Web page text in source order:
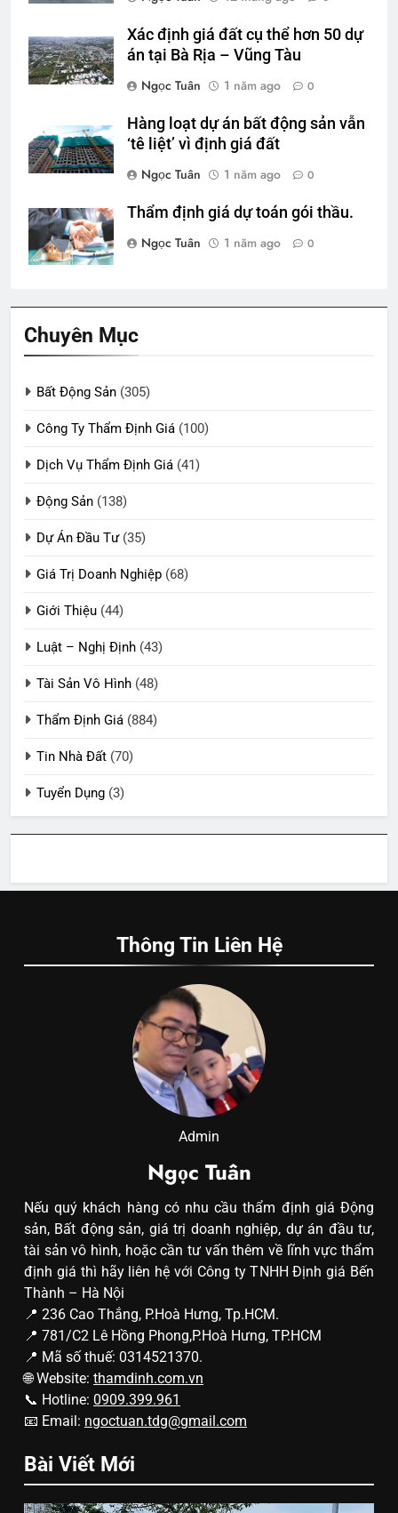
Xác định giá đất cụ thể hơn 50 dự
án tại Bà Rịa – Vũng Tàu
Ngọc Tuân
1 năm ago 0
Hàng loạt dự án bất động sản vẫn
‘tê liệt’ vì định giá đất
Ngọc Tuân
1 năm ago 0
Thẩm định giá dự toán gói thầu.
Ngọc Tuân
1 năm ago 0
Chuyên Mục
Bất Động Sản (305)
Công Ty Thẩm Định Giá (100)
Dịch Vụ Thẩm Định Giá (41)
Động Sản (138)
Dự Án Đầu Tư(35)
Giá Trị Doanh Nghiệp (68)
Giới Thiệu (44)
Luật – Nghị Định (43)
Tài Sản Vô Hình (48)
Thẩm Định Giá (884)
Tin Nhà Đất (70)
Tuyển Dụng (3)
Thông Tin Liên Hệ
Admin
Ngọc Tuân
Nếu quý khách hàng có nhu cầu thẩm định giá Động
sản, Bất động sản, giá trị doanh nghiệp, dự án đầu tư,
tài sản vô hình, hoặc cần tư vấn thêm về lĩnh vực thẩm
định giá thì hãy liên hệ với Công ty TNHH Định giá Bến
Thành – Hà Nội
📍 236 Cao Thắng, P.Hoà Hưng, Tp.HCM.
📍 781/C2 Lê Hồng Phong,P.Hoà Hưng, TP.HCM
📍 Mã số thuế: 0314521370.
🌐 Website: thamdinh.com.vn
📞 Hotline: 0909.399.961
📧 Email: ngoctuan.tdg@gmail.com
Bài Viết Mới